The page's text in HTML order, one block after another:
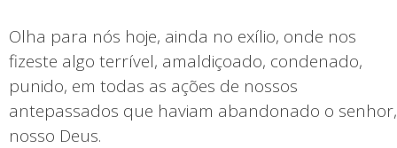
Olha para nós hoje, ainda no exílio, onde nos
fizeste algo terrível, amaldiçoado, condenado,
punido, em todas as ações de nossos
antepassados que haviam abandonado o senhor,
nosso Deus.